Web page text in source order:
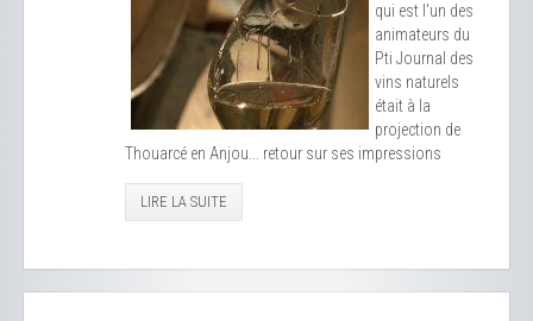
qui est l'un des
animateurs du
Pti Journal des
vins naturels
était à la
projection de
Thouarcé en Anjou... retour sur ses impressions
LIRE LA SUITE